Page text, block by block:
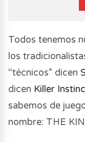
THE KING OF
MATCH FINAL
version of KOF
popular game in
to PlayStation®4!
Todos tenemos
los
“técnicos” dicen
dicen Killer
sabemos de
nombre: THE